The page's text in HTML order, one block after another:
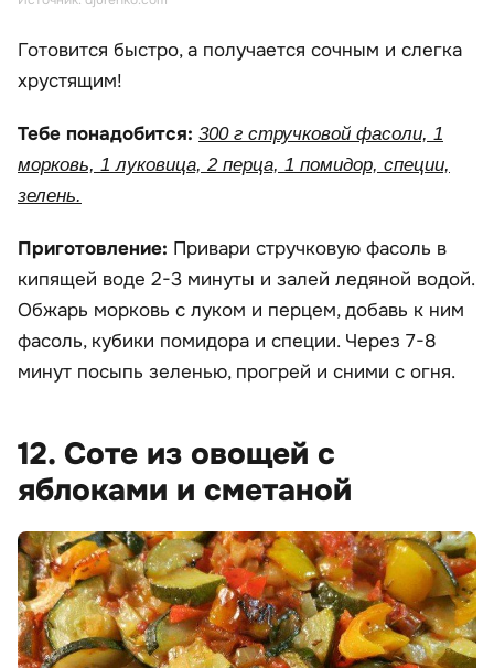
Готовится быстро, а получается сочным и слегка
хрустящим!
Тебе понадобится: 300 г стручковой фасоли, 1
морковь, 1 луковица, 2 перца, 1 помидор, специи,
зелень.
Приготовление: Привари стручковую фасоль в
кипящей воде 2-3 минуты и залей ледяной водой.
Обжарь морковь с луком и перцем, добавь к ним
фасоль, кубики помидора и специи. Через 7-8
минут посыпь зеленью, прогрей и сними с огня.
12. Соте из овощей с
яблоками и сметаной